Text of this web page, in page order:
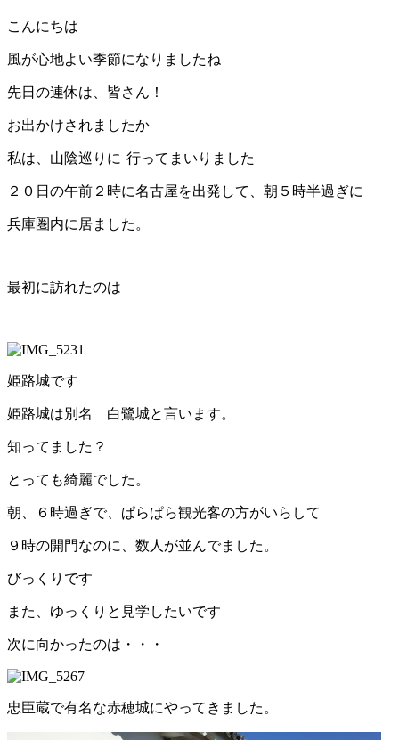
こんにちは
風が心地よい季節になりましたね
先日の連休は、皆さん！
お出かけされましたか
私は、山陰巡りに 行ってまいりました
２０日の午前２時に名古屋を出発して、朝５時半過ぎに
兵庫圏内に居ました。
最初に訪れたのは
姫路城です
姫路城は別名 白鷺城と言います。
知ってました？
とっても綺麗でした。
朝、６時過ぎで、ぱらぱら観光客の方がいらして
９時の開門なのに、数人が並んでました。
びっくりです
また、ゆっくりと見学したいです
次に向かったのは・・・
忠臣蔵で有名な赤穂城にやってきました。